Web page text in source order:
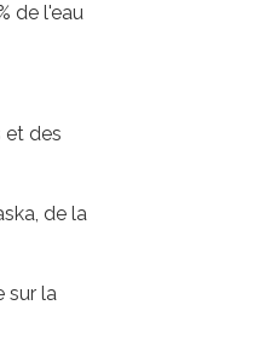
de l'eau
et des
de la
sur la